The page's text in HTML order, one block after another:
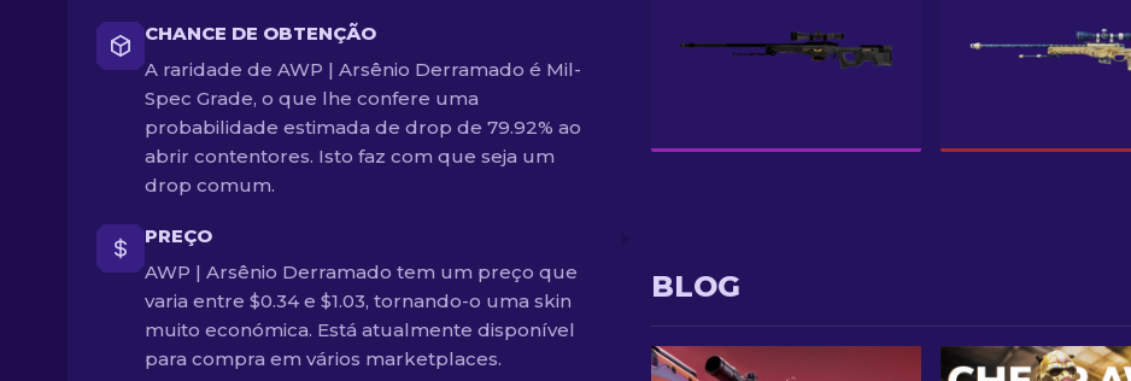
CHANCE DE OBTENÇÃO
A raridade de AWP | Arsênio Derramado é Mil-
Spec Grade, o que lhe confere uma
probabilidade estimada de drop de 79.92% ao
abrir contentores. Isto faz com que seja um
drop comum.
PREÇO
AWP | Arsênio Derramado tem um preço que
varia entre $0.34 e $1.03, tornando-o uma skin
muito económica. Está atualmente disponível
para compra em vários marketplaces.
BLOG